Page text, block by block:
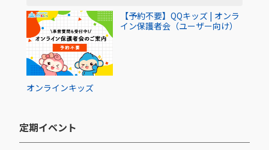
オンラインキッズ
【予約不要】QQキッズ | オンラ
イン保護者会（ユーザー向け）
定期イベント​